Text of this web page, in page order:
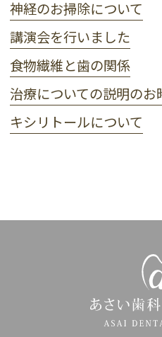
神経のお掃除について
講演会を行いました
食物繊維と歯の関係
治療についての説明のお
キシリトールについて